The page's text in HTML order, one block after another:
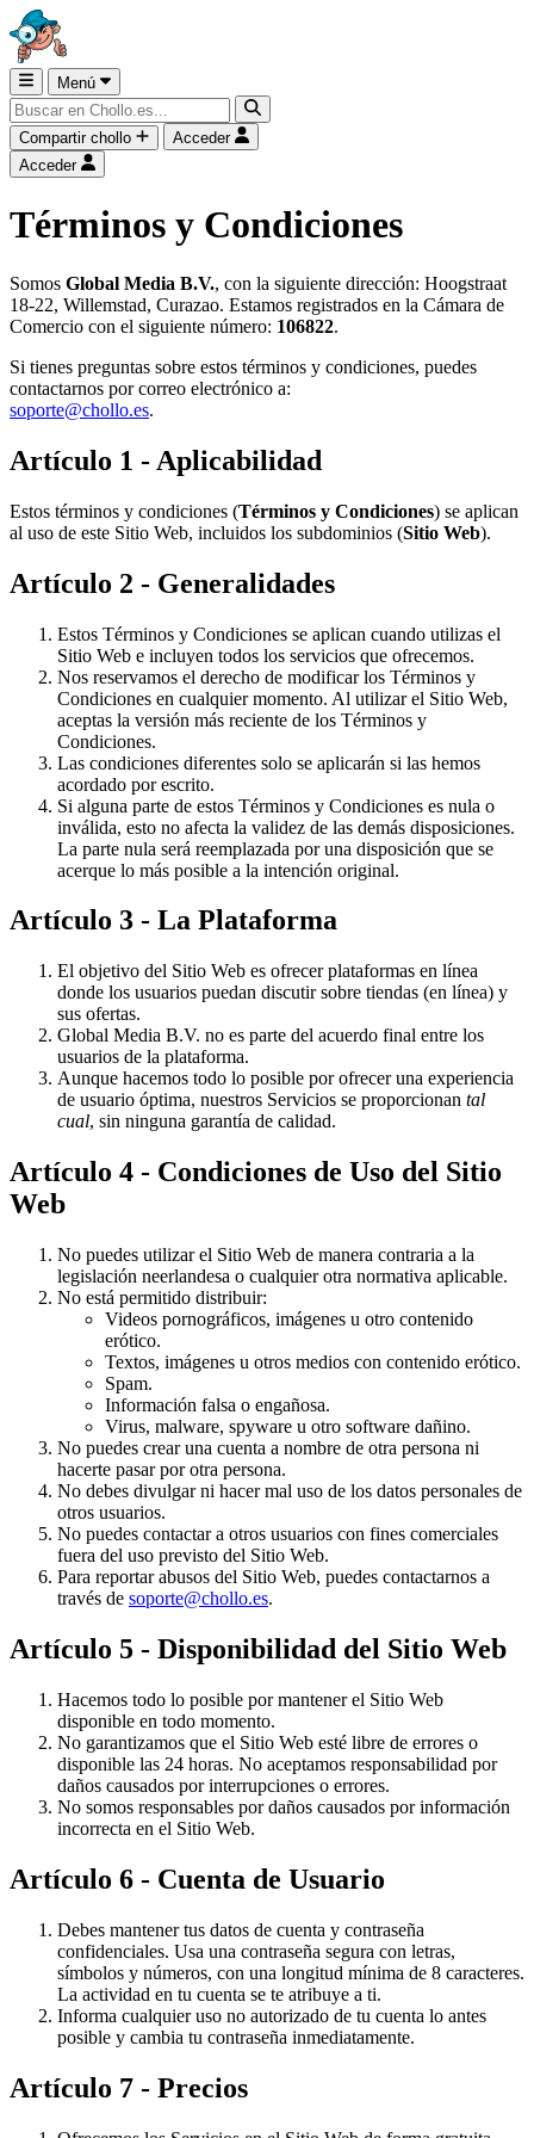
Menú
Compartir chollo
Acceder
Acceder
Términos y Condiciones
Somos Global Media B.V., con la siguiente dirección: Hoogstraat
18-22, Willemstad, Curazao. Estamos registrados en la Cámara de
Comercio con el siguiente número: 106822.
Si tienes preguntas sobre estos términos y condiciones, puedes
contactarnos por correo electrónico a:
soporte@chollo.es.
Artículo 1 - Aplicabilidad
Estos términos y condiciones (Términos y Condiciones) se aplican
al uso de este Sitio Web, incluidos los subdominios (Sitio Web).
Artículo 2 - Generalidades
Estos Términos y Condiciones se aplican cuando utilizas el
Sitio Web e incluyen todos los servicios que ofrecemos.
Nos reservamos el derecho de modificar los Términos y
Condiciones en cualquier momento. Al utilizar el Sitio Web,
aceptas la versión más reciente de los Términos y
Condiciones.
Las condiciones diferentes solo se aplicarán si las hemos
acordado por escrito.
Si alguna parte de estos Términos y Condiciones es nula o
inválida, esto no afecta la validez de las demás disposiciones.
La parte nula será reemplazada por una disposición que se
acerque lo más posible a la intención original.
Artículo 3 - La Plataforma
El objetivo del Sitio Web es ofrecer plataformas en línea
donde los usuarios puedan discutir sobre tiendas (en línea) y
sus ofertas.
Global Media B.V. no es parte del acuerdo final entre los
usuarios de la plataforma.
Aunque hacemos todo lo posible por ofrecer una experiencia
de usuario óptima, nuestros Servicios se proporcionan tal
cual, sin ninguna garantía de calidad.
Artículo 4 - Condiciones de Uso del Sitio
Web
No puedes utilizar el Sitio Web de manera contraria a la
legislación neerlandesa o cualquier otra normativa aplicable.
No está permitido distribuir:
Videos pornográficos, imágenes u otro contenido
erótico.
Textos, imágenes u otros medios con contenido erótico.
Spam.
Información falsa o engañosa.
Virus, malware, spyware u otro software dañino.
No puedes crear una cuenta a nombre de otra persona ni
hacerte pasar por otra persona.
No debes divulgar ni hacer mal uso de los datos personales de
otros usuarios.
No puedes contactar a otros usuarios con fines comerciales
fuera del uso previsto del Sitio Web.
Para reportar abusos del Sitio Web, puedes contactarnos a
través de soporte@chollo.es.
Artículo 5 - Disponibilidad del Sitio Web
Hacemos todo lo posible por mantener el Sitio Web
disponible en todo momento.
No garantizamos que el Sitio Web esté libre de errores o
disponible las 24 horas. No aceptamos responsabilidad por
daños causados por interrupciones o errores.
No somos responsables por daños causados por información
incorrecta en el Sitio Web.
Artículo 6 - Cuenta de Usuario
Debes mantener tus datos de cuenta y contraseña
confidenciales. Usa una contraseña segura con letras,
símbolos y números, con una longitud mínima de 8 caracteres.
La actividad en tu cuenta se te atribuye a ti.
Informa cualquier uso no autorizado de tu cuenta lo antes
posible y cambia tu contraseña inmediatamente.
Artículo 7 - Precios